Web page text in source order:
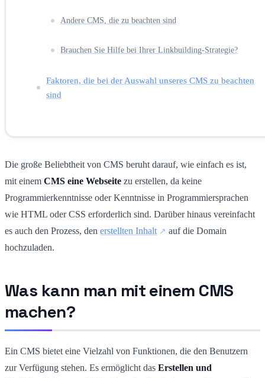
Andere CMS, die zu beachten sind
Brauchen Sie Hilfe bei Ihrer Linkbuilding-Strategie?
Faktoren, die bei der Auswahl unseres CMS zu beachten
sind
Die große Beliebtheit von CMS beruht darauf, wie einfach es ist,
mit einem CMS eine Webseite zu erstellen, da keine
Programmierkenntnisse oder Kenntnisse in Programmiersprachen
wie HTML oder CSS erforderlich sind. Darüber hinaus vereinfacht
es auch den Prozess, den erstellten Inhalt
auf die Domain
hochzuladen.
Was kann man mit einem CMS
machen?
Ein CMS bietet eine Vielzahl von Funktionen, die den Benutzern
zur Verfügung stehen. Es ermöglicht das Erstellen und